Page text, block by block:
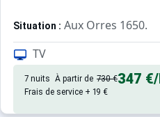
Situation : Aux Orres 1650.
Appartement de particulier :
TV
7 nuits À partir de 730 €347 €
Frais de service + 19 €